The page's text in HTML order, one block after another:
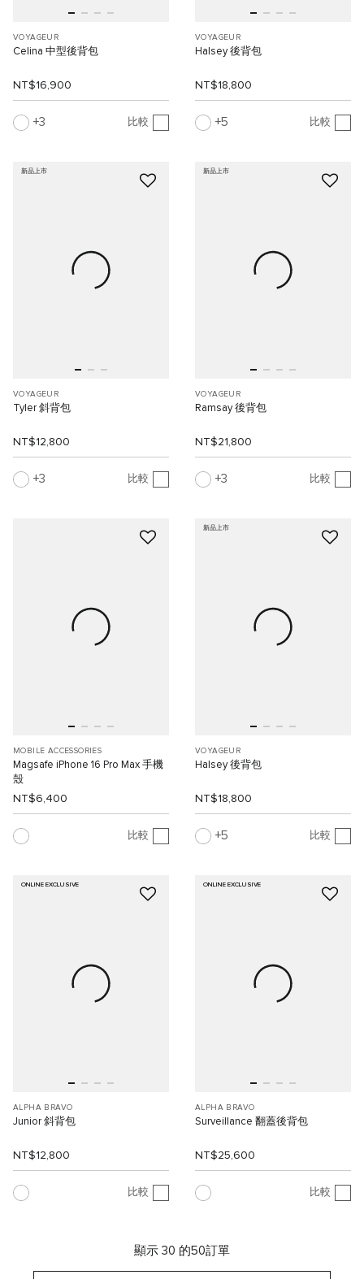
VOYAGEUR
Celina 中型後背包
NT$16,900
3 比較
VOYAGEUR
Halsey 後背包
NT$18,800
5 比較
新品上市
VOYAGEUR
Tyler 斜背包
NT$12,800
3 比較
新品上市
VOYAGEUR
Ramsay 後背包
NT$21,800
3 比較
MOBILE ACCESSORIES
Magsafe iPhone 16 Pro Max 手機
殼
NT$6,400
比較
新品上市
VOYAGEUR
Halsey 後背包
NT$18,800
5 比較
ONLINE EXCLUSIVE
ALPHA BRAVO
Junior 斜背包
NT$12,800
比較
ONLINE EXCLUSIVE
ALPHA BRAVO
Surveillance 翻蓋後背包
NT$25,600
比較
顯示 30 的50訂單